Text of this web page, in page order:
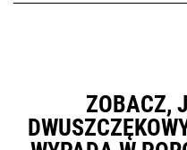
ZOBACZ,